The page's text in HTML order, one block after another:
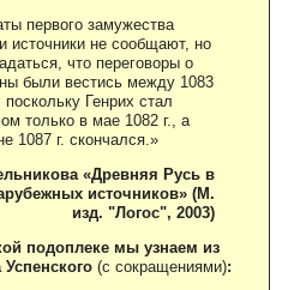
первого замужества
источники не сообщают, но
что переговоры о
были вестись между 1083
поскольку Генрих стал
только в мае 1082 г., а
1087 г. скончался.»
«Древняя Русь в
источников» (М.
изд. "Логос", 2003)
подоплеке мы узнаем из
(с сокращениями):